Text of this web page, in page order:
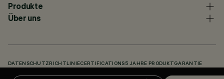
Produkte
Über uns
DATENSCHUTZRICHTLINIECERTIFICATIONS 5 JAHRE PRODUKTGARANTIE